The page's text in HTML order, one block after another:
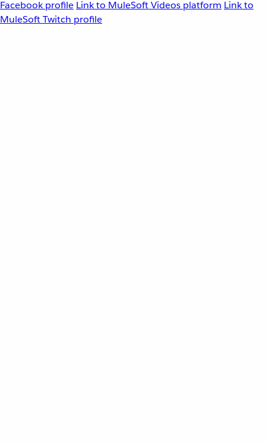
Facebook profile Link to MuleSoft Videos platform Link to
MuleSoft Twitch profile